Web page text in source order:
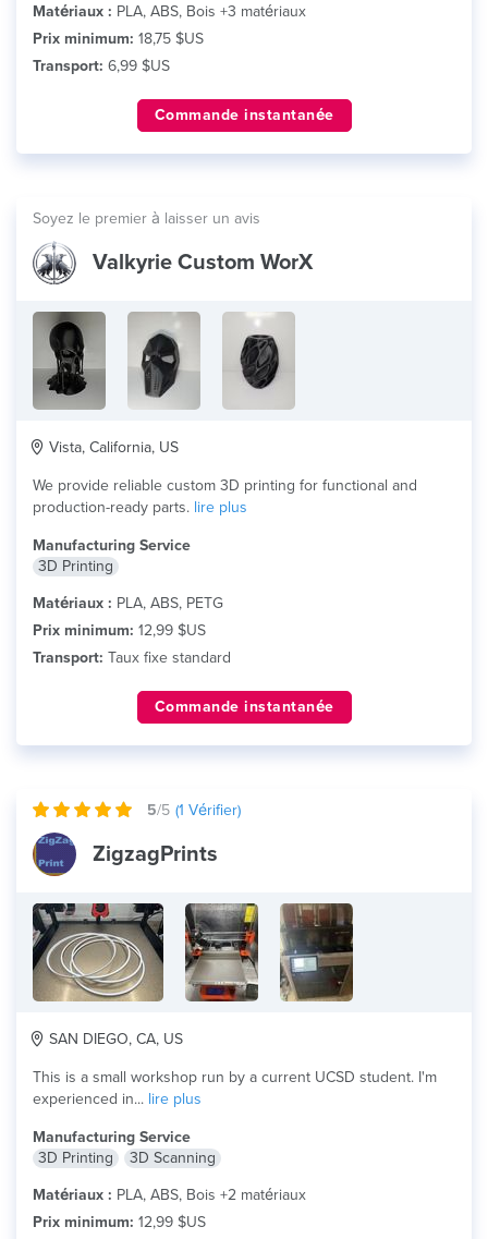
Matériaux : PLA, ABS, Bois +3 matériaux
Prix minimum: 18,75 $US
Transport: 6,99 $US
Commande instantanée
Soyez le premier à laisser un avis
Valkyrie Custom WorX
Vista, California, US
We provide reliable custom 3D printing for functional and
production-ready parts. lire plus
Manufacturing Service
3D Printing
Matériaux : PLA, ABS, PETG
Prix minimum: 12,99 $US
Transport: Taux fixe standard
Commande instantanée
5/5 (1 Vérifier)
ZigzagPrints
SAN DIEGO, CA, US
This is a small workshop run by a current UCSD student. I'm
experienced in... lire plus
Manufacturing Service
3D Printing
3D Scanning
Matériaux : PLA, ABS, Bois +2 matériaux
Prix minimum: 12,99 $US